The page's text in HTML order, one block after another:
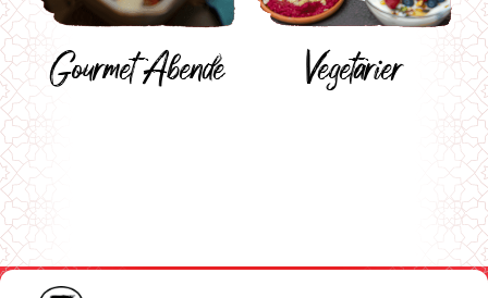
Gourmet Abende Vegetarier